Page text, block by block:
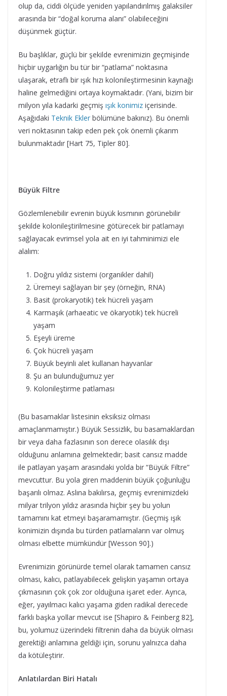
olup da, ciddi ölçüde yeniden yapılandırılmış galaksiler
arasında bir “doğal koruma alanı” olabileceğini
düşünmek güçtür.
Bu başlıklar, güçlü bir şekilde evrenimizin geçmişinde
hiçbir uygarlığın bu tür bir “patlama” noktasına
ulaşarak, etraflı bir ışık hızı kolonileştirmesinin kaynağı
haline gelmediğini ortaya koymaktadır. (Yani, bizim bir
milyon yıla kadarki geçmiş ışık konimiz içerisinde.
Aşağıdaki Teknik Ekler bölümüne bakınız). Bu önemli
veri noktasının takip eden pek çok önemli çıkarım
bulunmaktadır [Hart 75, Tipler 80].
Büyük Filtre
Gözlemlenebilir evrenin büyük kısmının görünebilir
şekilde kolonileştirilmesine götürecek bir patlamayı
sağlayacak evrimsel yola ait en iyi tahminimizi ele
alalım:
Doğru yıldız sistemi (organikler dahil)
Üremeyi sağlayan bir şey (örneğin, RNA)
Basit (prokaryotik) tek hücreli yaşam
Karmaşık (arhaeatic ve ökaryotik) tek hücreli
yaşam
Eşeyli üreme
Çok hücreli yaşam
Büyük beyinli alet kullanan hayvanlar
Şu an bulunduğumuz yer
Kolonileştirme patlaması
(Bu basamaklar listesinin eksiksiz olması
amaçlanmamıştır.) Büyük Sessizlik, bu basamaklardan
bir veya daha fazlasının son derece olasılık dışı
olduğunu anlamına gelmektedir; basit cansız madde
ile patlayan yaşam arasındaki yolda bir “Büyük Filtre”
mevcuttur. Bu yola giren maddenin büyük çoğunluğu
başarılı olmaz. Aslına bakılırsa, geçmiş evrenimizdeki
milyar trilyon yıldız arasında hiçbir şey bu yolun
tamamını kat etmeyi başaramamıştır. (Geçmiş ışık
konimizin dışında bu türden patlamaların var olmuş
olması elbette mümkündür [Wesson 90].)
Evrenimizin görünürde temel olarak tamamen cansız
olması, kalıcı, patlayabilecek gelişkin yaşamın ortaya
çıkmasının çok çok zor olduğuna işaret eder. Ayrıca,
eğer, yayılmacı kalıcı yaşama giden radikal derecede
farklı başka yollar mevcut ise [Shapiro & Feinberg 82],
bu, yolumuz üzerindeki filtrenin daha da büyük olması
gerektiği anlamına geldiği için, sorunu yalnızca daha
da kötüleştirir.
Anlatılardan Biri Hatalı